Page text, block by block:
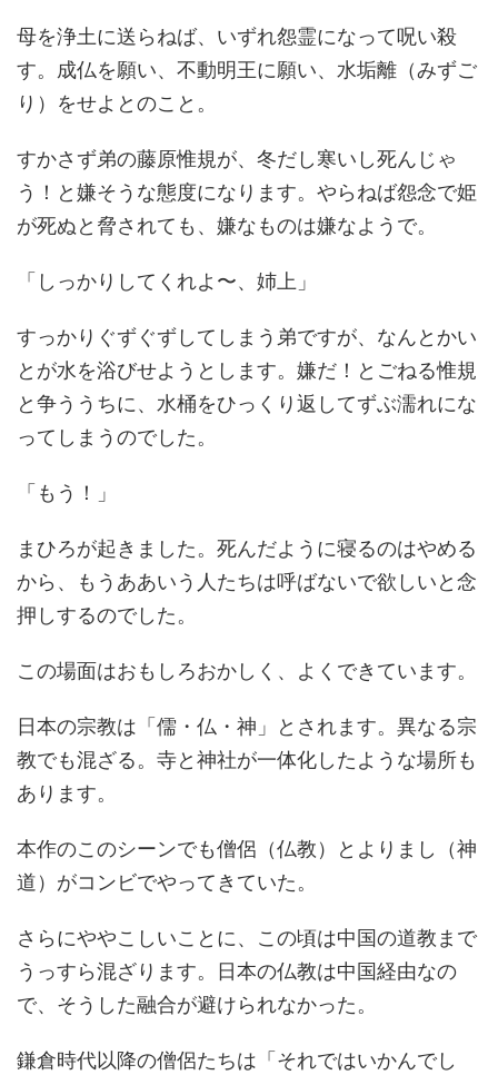
母を浄土に送らねば、いずれ怨霊になって呪い殺
す。成仏を願い、不動明王に願い、水垢離（みずご
り）をせよとのこと。
すかさず弟の藤原惟規が、冬だし寒いし死んじゃ
う！と嫌そうな態度になります。やらねば怨念で姫
が死ぬと脅されても、嫌なものは嫌なようで。
「しっかりしてくれよ〜、姉上」
すっかりぐずぐずしてしまう弟ですが、なんとかい
とが水を浴びせようとします。嫌だ！とごねる惟規
と争ううちに、水桶をひっくり返してずぶ濡れにな
ってしまうのでした。
「もう！」
まひろが起きました。死んだように寝るのはやめる
から、もうああいう人たちは呼ばないで欲しいと念
押しするのでした。
この場面はおもしろおかしく、よくできています。
日本の宗教は「儒・仏・神」とされます。異なる宗
教でも混ざる。寺と神社が一体化したような場所も
あります。
本作のこのシーンでも僧侶（仏教）とよりまし（神
道）がコンビでやってきていた。
さらにややこしいことに、この頃は中国の道教まで
うっすら混ざります。日本の仏教は中国経由なの
で、そうした融合が避けられなかった。
鎌倉時代以降の僧侶たちは「それではいかんでし